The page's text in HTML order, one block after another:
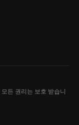
모든 권리는 보호 받습니